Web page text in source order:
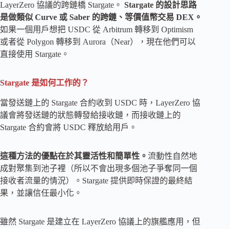
LayerZero 協議的跨鏈橋 Stargate。 Stargate 的設計思路
是做類似 Curve 或 Saber 的跨鏈、等價值幣交易 DEX。
如果一個用戶想把 USDC 從 Arbitrum 轉移到 Optimism
或者從 Polygon 轉移到 Aurora（Near），現在他們可以
直接使用 Stargate。
Stargate 是如何工作的？
當發送鏈上的 Stargate 合約收到 USDC 時，LayerZero 協
議會將發送鏈的狀態轉發給接收鏈，而接收鏈上的
Stargate 合約會將 USDC 釋放給用戶。
這種方法的優點在於其靈活性和簡單性。 流動性自然地
成對聚集到池子裡（所以不會出現多個池子爭奪同一個
接收者流量的情況）。Stargate 提供即時保證的最終結
果，並讓信任最小化。
雖然 Stargate 是建立在 LayerZero 協議上的旗艦應用，但